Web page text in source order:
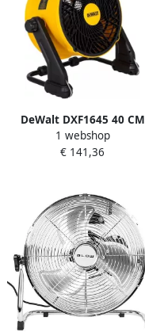
DeWalt DXF1645 40 CM
DRUM FAN | Ventilator
DXF1645
1 webshop
€ 141,36